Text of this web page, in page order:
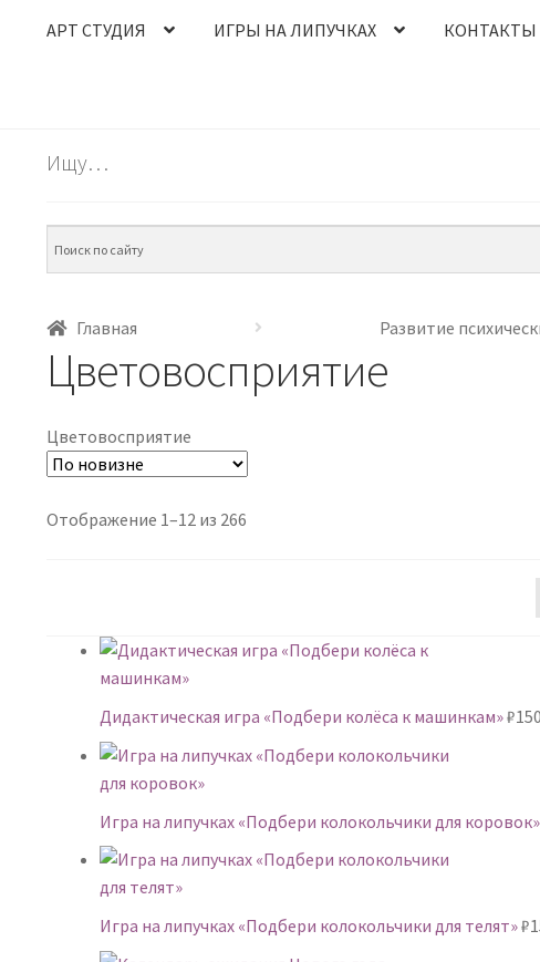
АРТ СТУДИЯ ИГРЫ НА ЛИПУЧКАХ КОНТАКТЫ
Ищу…
Главная Развитие
Цветовосприятие
Цветовосприятие
Отображение 1–12 из 266Сортировка:
Дидактическая игра «Подбери колёса к машинкам»₽
Игра на липучках «Подбери колокольчики для коровок»
Игра на липучках «Подбери колокольчики для телят»₽